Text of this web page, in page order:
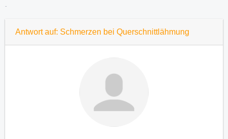
Antwort auf: Schmerzen bei Querschnittlähmung